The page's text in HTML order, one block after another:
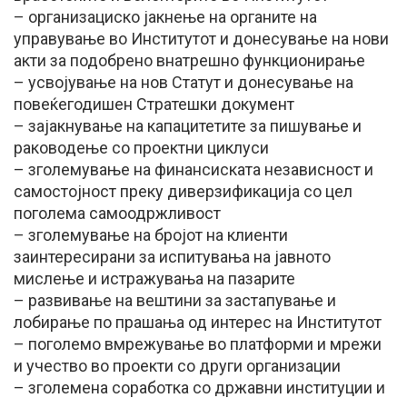
– организациско јакнење на органите на
управување во Институтот и донесување на нови
акти за подобрено внатрешно функционирање
– усвојување на нов Статут и донесување на
повеќегодишен Стратешки документ
– зајакнување на капацитетите за пишување и
раководење со проектни циклуси
– зголемување на финансиската независност и
самостојност преку диверзификација со цел
поголема самоодржливост
– зголемување на бројот на клиенти
заинтересирани за испитувања на јавното
мислење и истражувања на пазарите
– развивање на вештини за застапување и
лобирање по прашања од интерес на Институтот
– поголемо вмрежување во платформи и мрежи
и учество во проекти со други организации
– зголемена соработка со државни институции и